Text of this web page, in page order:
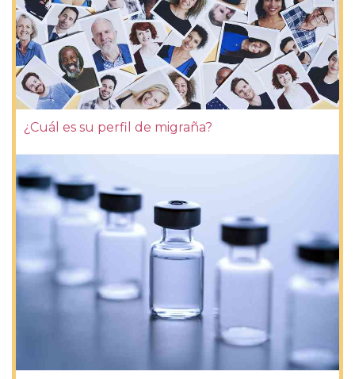
¿Cuál es su perfil de migraña?